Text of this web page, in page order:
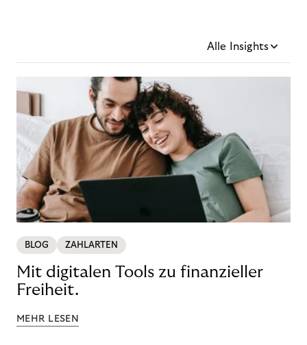
Alle Insights
BLOG ZAHLARTEN
Mit digitalen Tools zu finanzieller
Freiheit.
MEHR LESEN